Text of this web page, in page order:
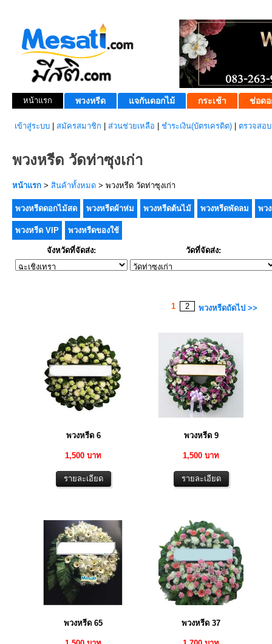
หน้าแรก พวงหรีด แจกันดอกไม้ กระเช้า ช่อดอ
เข้าสู่ระบบ สมัครสมาชิก ส่วนช่วยเหลือ ชำระเงิน(บัตรเครดิต) ตรวจสอ
พวงหรีด วัดท่าซุงเก่า
หน้าแรก > สินค้าทั้งหมด > พวงหรีด วัดท่าซุงเก่า
พวงหรีดดอกไม้สด พวงหรีดผ้าห่ม พวงหรีดต้นไม้ พวงหรีดพัดลม พว
พวงหรีด VIP พวงหรีดของใช้
จังหวัดที่จัดส่ง: วัดที่จัดส่ง:
1 2 พวงหรีดถัดไป >>
พวงหรีด 6
1,500 บาท
พวงหรีด 9
1,500 บาท
พวงหรีด 65 พวงหรีด 37